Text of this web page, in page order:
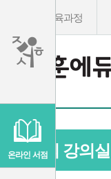
온라인 서점
온라인교육과정
인
나의 강의실